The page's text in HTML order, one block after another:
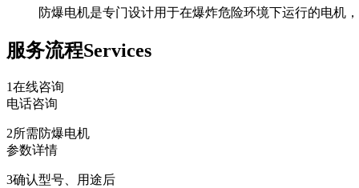
防爆电机是专门设计用于在爆炸危险环境下运行的电机
服务流程Services
1在线咨询
电话咨询
2所需防爆电机
参数详情
3确认型号、用途后